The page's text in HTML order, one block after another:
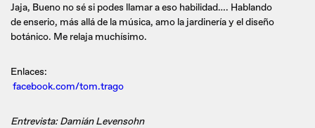
Jaja, Bueno no sé si podes llamar a eso habilidad…. Hablando
de enserio, más allá de la música, amo la jardinería y el diseño
botánico. Me relaja muchísimo.
Enlaces:
facebook.com/tom.trago
Entrevista: Damián Levensohn